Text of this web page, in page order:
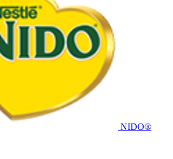
NIDO®